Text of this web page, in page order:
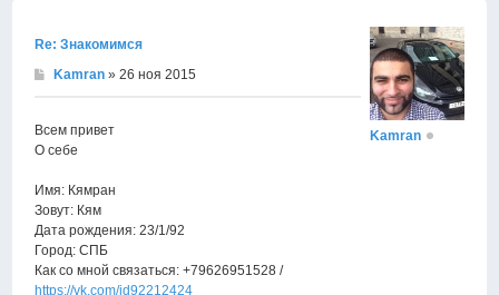
Re: Знакомимся
Kamran » 26 ноя 2015
Всем привет
О себе
Имя: Кямран
Зовут: Кям
Дата рождения: 23/1/92
Город: СПБ
Как со мной связаться: +79626951528 /
https://vk.com/id92212424
Kamran